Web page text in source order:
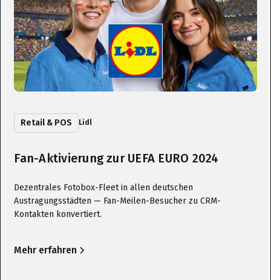
Retail & POS Lidl
Fan-Aktivierung zur UEFA EURO 2024
Dezentrales Fotobox-Fleet in allen deutschen
Austragungsstädten — Fan-Meilen-Besucher zu CRM-
Kontakten konvertiert.
Mehr erfahren